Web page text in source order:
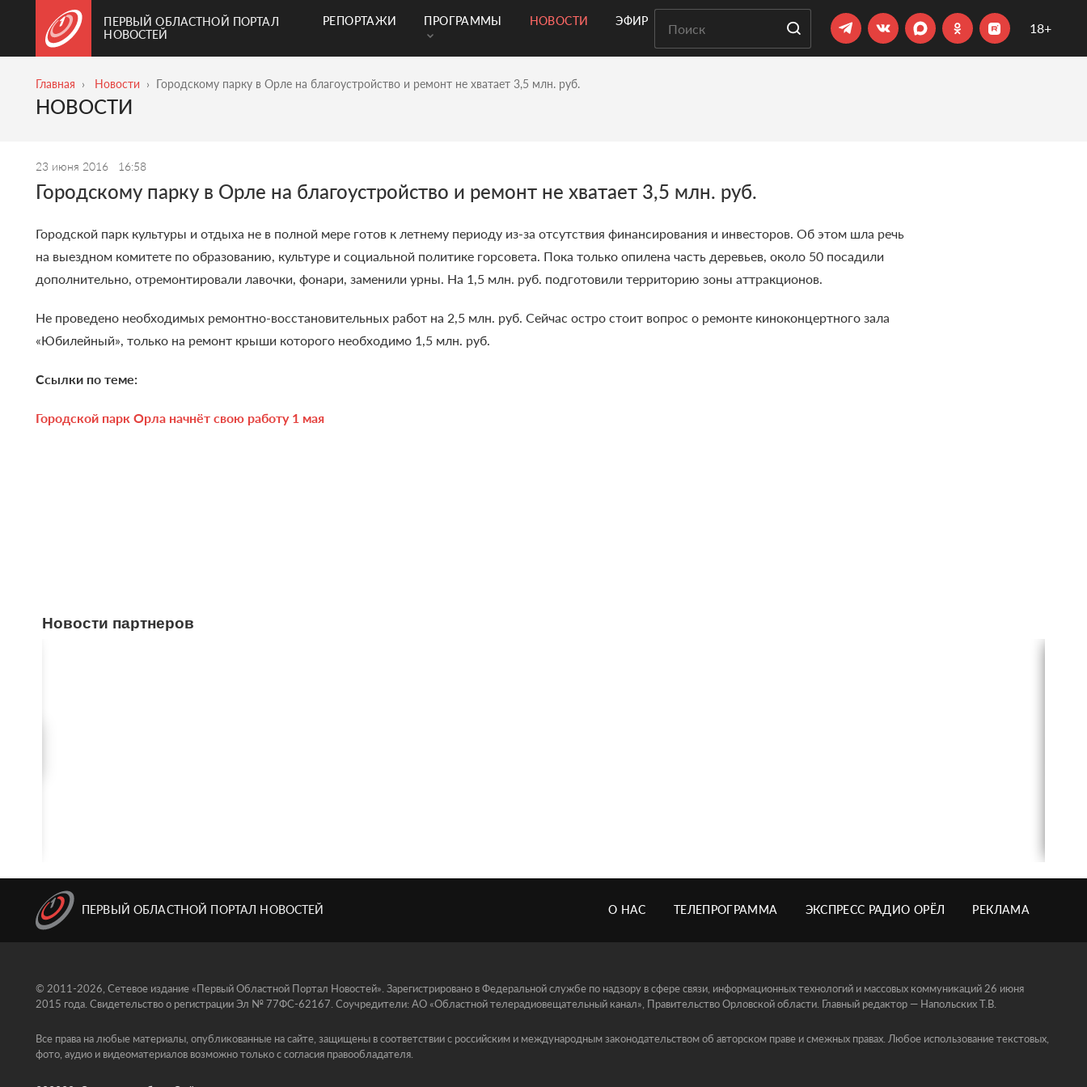
ПЕРВЫЙ ОБЛАСТНОЙ ПОРТАЛ
НОВОСТЕЙ
РЕПОРТАЖИ ПРОГРАММЫ НОВОСТИ ЭФИР 18+
Главная Новости Городскому парку в Орле на благоустройство и ремонт не хватает 3,5 млн. руб.
НОВОСТИ
23 июня 2016 16:58
Городскому парку в Орле на благоустройство и ремонт не хватает 3,5 млн. руб.
Городской парк культуры и отдыха не в полной мере готов к летнему периоду из-за отсутствия финансирования и инвесторов. Об этом шла речь
на выездном комитете по образованию, культуре и социальной политике горсовета. Пока только опилена часть деревьев, около 50 посадили
дополнительно, отремонтировали лавочки, фонари, заменили урны. На 1,5 млн. руб. подготовили территорию зоны аттракционов.
Не проведено необходимых ремонтно-восстановительных работ на 2,5 млн. руб. Сейчас остро стоит вопрос о ремонте киноконцертного зала
«Юбилейный», только на ремонт крыши которого необходимо 1,5 млн. руб.
Ссылки по теме:
Городской парк Орла начнёт свою работу 1 мая
Новости партнеров
ПЕРВЫЙ ОБЛАСТНОЙ ПОРТАЛ НОВОСТЕЙ О НАС ТЕЛЕПРОГРАММА ЭКСПРЕСС РАДИО ОРЁЛ РЕКЛАМА
© 2011-2026, Сетевое издание «Первый Областной Портал Новостей». Зарегистрировано в Федеральной службе по надзору в сфере связи, информационных технологий и массовых коммуникаций 26 июня
2015 года. Свидетельство о регистрации Эл № 77ФС-62167. Соучредители: АО «Областной телерадиовещательный канал», Правительство Орловской области. Главный редактор — Напольских Т.В.
Все права на любые материалы, опубликованные на сайте, защищены в соответствии с российским и международным законодательством об авторском праве и смежных правах. Любое использование текстовых,
фото, аудио и видеоматериалов возможно только с согласия правообладателя.